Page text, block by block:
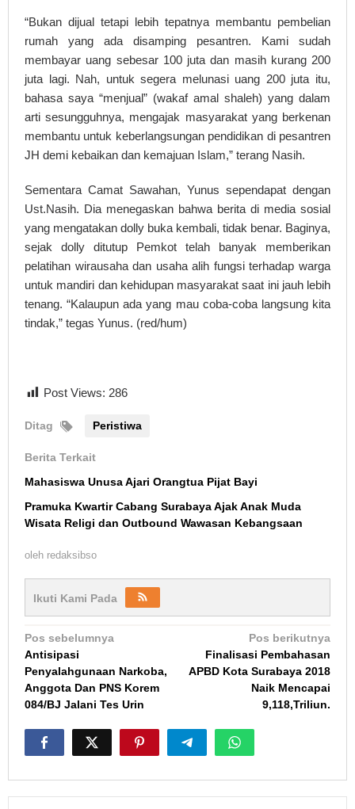
“Bukan dijual tetapi lebih tepatnya membantu pembelian
rumah yang ada disamping pesantren. Kami sudah
membayar uang sebesar 100 juta dan masih kurang 200
juta lagi. Nah, untuk segera melunasi uang 200 juta itu,
bahasa saya “menjual” (wakaf amal shaleh) yang dalam
arti sesungguhnya, mengajak masyarakat yang berkenan
membantu untuk keberlangsungan pendidikan di pesantren
JH demi kebaikan dan kemajuan Islam,” terang Nasih.
Sementara Camat Sawahan, Yunus sependapat dengan
Ust.Nasih. Dia menegaskan bahwa berita di media sosial
yang mengatakan dolly buka kembali, tidak benar. Baginya,
sejak dolly ditutup Pemkot telah banyak memberikan
pelatihan wirausaha dan usaha alih fungsi terhadap warga
untuk mandiri dan kehidupan masyarakat saat ini jauh lebih
tenang. “Kalaupun ada yang mau coba-coba langsung kita
tindak,” tegas Yunus. (red/hum)
Post Views: 286
Ditag Peristiwa
Berita Terkait
Mahasiswa Unusa Ajari Orangtua Pijat Bayi
Pramuka Kwartir Cabang Surabaya Ajak Anak Muda
Wisata Religi dan Outbound Wawasan Kebangsaan
oleh redaksibso
Ikuti Kami Pada
Navigasi
pos
Pos sebelumnya
Antisipasi
Penyalahgunaan Narkoba,
Anggota Dan PNS Korem
084/BJ Jalani Tes Urin
Pos berikutnya
Finalisasi Pembahasan
APBD Kota Surabaya 2018
Naik Mencapai
9,118,Triliun.